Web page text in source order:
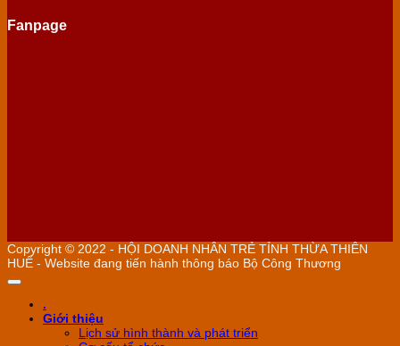
Fanpage
Copyright © 2022 - HỘI DOANH NHÂN TRẺ TỈNH THỪA THIÊN
HUẾ - Website đang tiến hành thông báo Bộ Công Thương
.
Giới thiệu
Lịch sử hình thành và phát triển